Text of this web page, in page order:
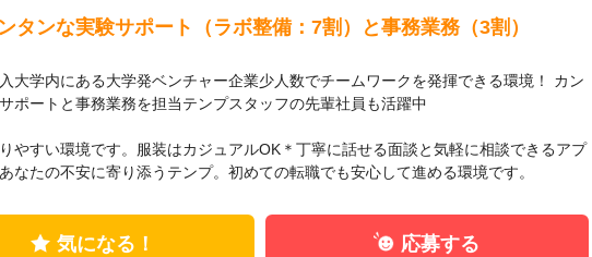
タンな実験サポート（ラボ整備：7割）と事務業務（3割）
大学内にある大学発ベンチャー企業少人数でチームワークを発揮できる環境！ カン
ポートと事務業務を担当テンプスタッフの先輩社員も活躍中
やすい環境です。服装はカジュアルOK＊丁寧に話せる面談と気軽に相談できるアプ
なたの不安に寄り添うテンプ。初めての転職でも安心して進める環境です。
気になる！ 応募する